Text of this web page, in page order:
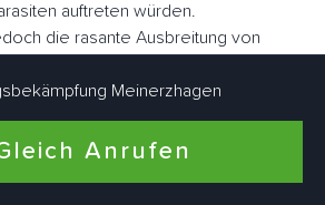
auftreten würden.
die rasante Ausbreitung von
hat sich im Laufe der Evolution
seinen Körper, was dazu
in vielen Ecken und Winkeln
Meinerzhagen
Anrufen